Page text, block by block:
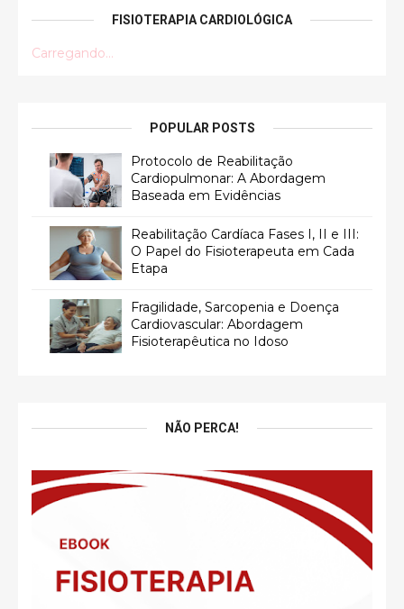
FISIOTERAPIA CARDIOLÓGICA
Carregando...
POPULAR POSTS
Protocolo de Reabilitação
Cardiopulmonar: A Abordagem
Baseada em Evidências
Reabilitação Cardíaca Fases I, II e III:
O Papel do Fisioterapeuta em Cada
Etapa
Fragilidade, Sarcopenia e Doença
Cardiovascular: Abordagem
Fisioterapêutica no Idoso
NÃO PERCA!